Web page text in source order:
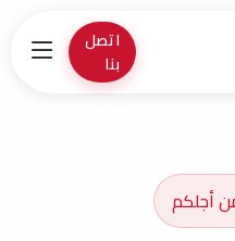
اتصل
بنا
أجلكم